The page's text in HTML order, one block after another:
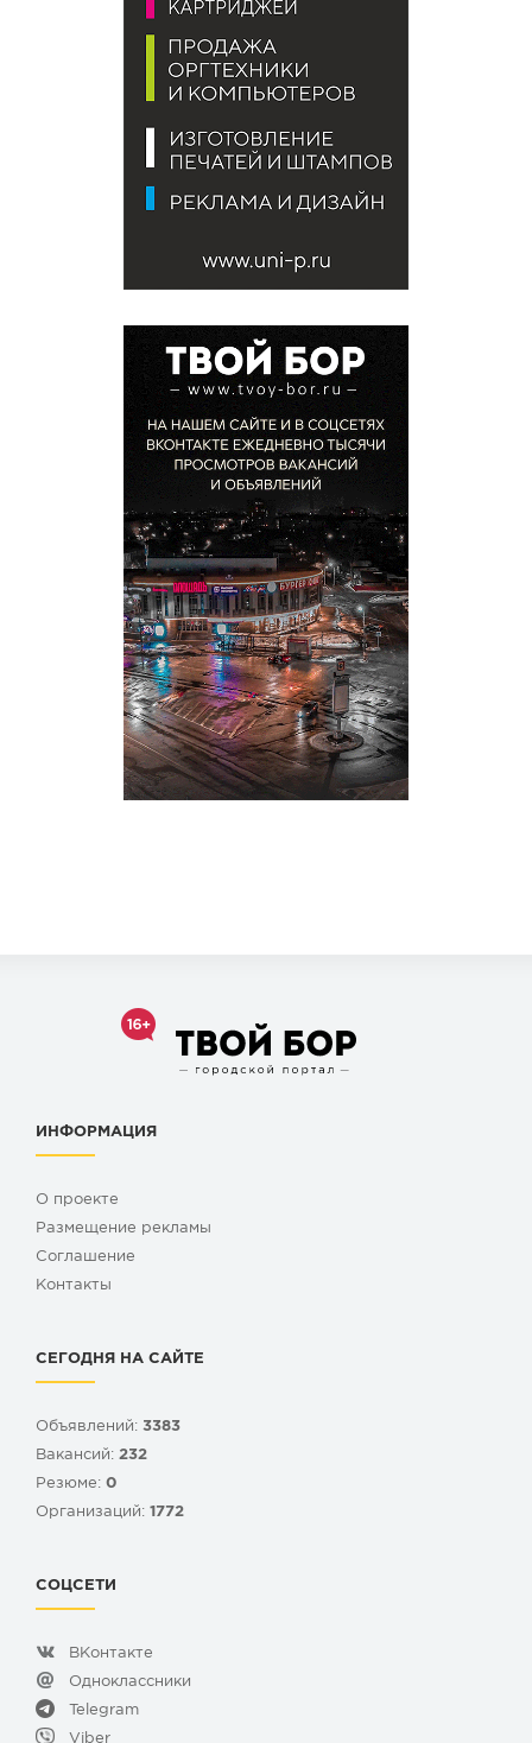
ИНФОРМАЦИЯ
О проекте
Размещение рекламы
Cоглашение
Контакты
СЕГОДНЯ НА САЙТЕ
Объявлений: 3383
Вакансий: 232
Резюме: 0
Организаций: 1772
СОЦСЕТИ
ВКонтакте
Одноклассники
Telegram
Viber